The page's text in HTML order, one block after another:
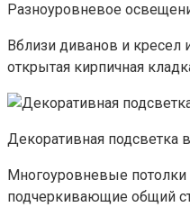
Разноуровневое
Вблизи диванов и
открытая кирпичная
Декоративная подсветка
Многоуровневые
подчеркивающие общий